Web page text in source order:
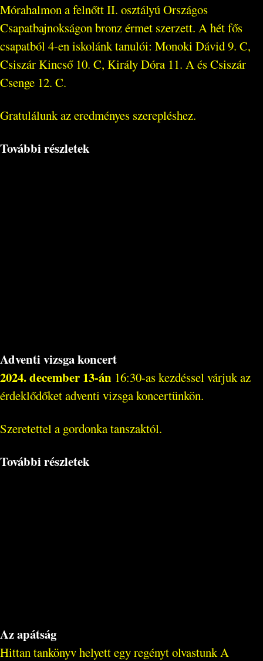
Mórahalmon a felnőtt II. osztályú Országos
Csapatbajnokságon bronz érmet szerzett. A hét fős
csapatból 4-en iskolánk tanulói: Monoki Dávid 9. C,
Csiszár Kincső 10. C, Király Dóra 11. A és Csiszár
Csenge 12. C.
Gratulálunk az eredményes szerepléshez.
További részletek
Adventi vizsga koncert
2024. december 13-án 16:30-as kezdéssel várjuk az
érdeklődőket adventi vizsga koncertünkön.
Szeretettel a gordonka tanszaktól.
További részletek
Az apátság
Hittan tankönyv helyett egy regényt olvastunk A